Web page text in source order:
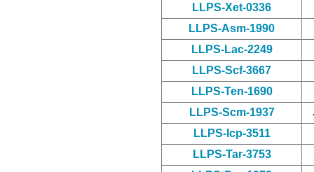
LLPS-Xet-0336
LLPS-Asm-1990
LLPS-Lac-2249
LLPS-Scf-3667
LLPS-Ten-1690
LLPS-Scm-1937
LLPS-Icp-3511
LLPS-Tar-3753